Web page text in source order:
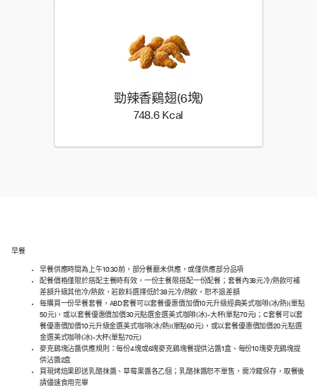
勁辣香鷄翅(6塊)
748.6 Kcal
早餐
早餐供應時間為上午10:30前，部分餐廳未供應，或僅供應部分品項
配餐價格僅限於搭配主餐時有效，一份主餐限搭配一份配餐；套餐內38元冷/熱飲可補
差額升級其他冷/熱飲，若飲料選擇低於38元冷/熱飲，恕不退差額
每購買一份早餐套餐，ABD套餐可以套餐優惠價加價10元升級經典美式咖啡(冰/熱)(單點
50元)，或以套餐優惠價加價30元點選金選美式咖啡(冰)-大杯(單點70元)；C套餐可以套
餐優惠價加價10元升級金選美式咖啡(冰/熱)(單點60元)，或以套餐優惠價加價20元點選
金選美式咖啡(冰)-大杯(單點70元)
麥克鷄塊沾醬供應規則：每份4塊或6塊麥克鷄塊餐提供沾醬1盒、每份10塊麥克鷄塊提
供沾醬2盒
買現烤焙果即送乳酪抹醬、草莓果醬各乙個；乳酪抹醬恕不單售，需冷藏保存，取餐後
請儘速食用完畢